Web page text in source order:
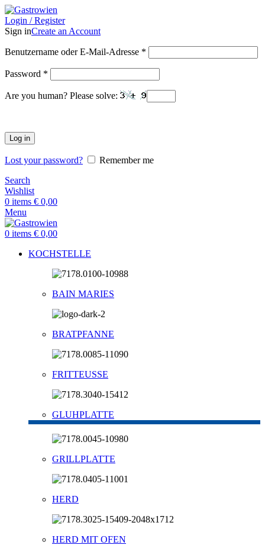
Login / Register
Sign inCreate an Account
Benutzername oder E-Mail-Adresse *
Password *
Are you human? Please solve:
Log in
Lost your password?
Remember me
Search
Wishlist
0 items € 0,00
Menu
0 items € 0,00
KOCHSTELLE
BAIN MARIES
BRATPFANNE
FRITTEUSSE
GLUHPLATTE
GRILLPLATTE
HERD
HERD MIT OFEN